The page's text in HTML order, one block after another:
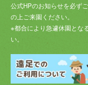
公式HPのお知らせを必ず
の上ご来園ください。
※都合により急遽休園とな
い。